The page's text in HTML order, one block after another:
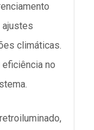
ajustes
climáticas.
no